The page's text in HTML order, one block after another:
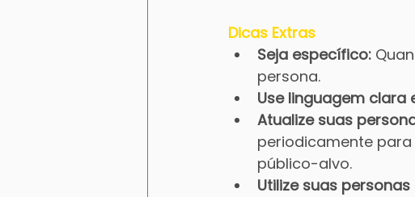
Dicas Extras
Seja específico:
persona.
Use linguagem clara
Atualize suas
periodicamente
público-alvo.
Utilize suas